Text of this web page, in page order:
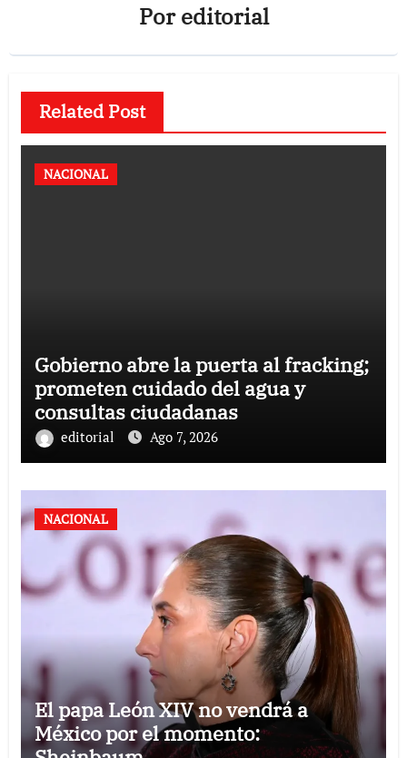
Poreditorial
Related Post
NACIONAL
Gobierno abre la puerta al fracking;
prometen cuidado del agua y
consultas ciudadanas
editorial Ago 7, 2026
NACIONAL
El papa León XIV no vendrá a
México por el momento: